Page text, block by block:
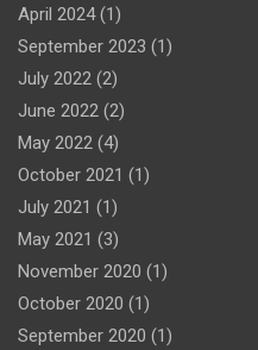
April 2024(1)
September 2023 (1)
July 2022 (2)
June 2022 (2)
May 2022 (4)
October 2021 (1)
July 2021 (1)
May 2021 (3)
November 2020 (1)
October 2020 (1)
September 2020 (1)